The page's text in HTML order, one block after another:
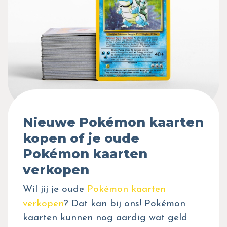
Nieuwe Pokémon kaarten
kopen of je oude
Pokémon kaarten
verkopen
Wil jij je oude Pokémon kaarten
verkopen? Dat kan bij ons! Pokémon
kaarten kunnen nog aardig wat geld